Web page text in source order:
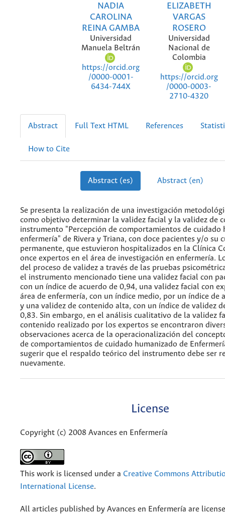
NADIA
CAROLINA
REINA GAMBA
Universidad
Manuela Beltrán
https://orcid.org
/0000-0001-
6434-744X
ELIZABETH
VARGAS
ROSERO
Universidad
Nacional de
Colombia
https://orcid.org
/0000-0003-
2710-4320
Abstract Full Text HTML References
How to Cite
Abstract (es) Abstract (en)
Se presenta la realización de una investigación
como objetivo determinar la validez facial y la validez de
instrumento "Percepción de comportamientos de cuidado
enfermería" de Rivera y Triana, con doce pacientes y/o su
permanente, que estuvieron hospitalizados en la Clínica
once expertos en el área de investigación en enfermería.
del proceso de validez a través de las pruebas
el instrumento mencionado tiene una validez facial con
con un índice de acuerdo de 0,94, una validez facial con
área de enfermería, con un índice medio, por un índice de
y una validez de contenido alta, con un índice de validez
0,83. Sin embargo, en el análisis cualitativo de la validez
contenido realizado por los expertos se encontraron
observaciones acerca de la operacionalización del
de comportamientos de cuidado humanizado de
sugerir que el respaldo teórico del instrumento debe ser
nuevamente.
License
Copyright (c) 2008 Avances en Enfermería
This work is licensed under a Creative Commons
International License.
All articles published by Avances en Enfermería are